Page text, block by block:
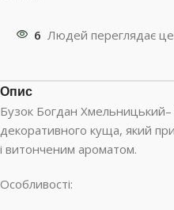
6 Людей переглядає
Опис
Бузок Богдан
декоративного куща, який
і витонченим ароматом.
Особливості: